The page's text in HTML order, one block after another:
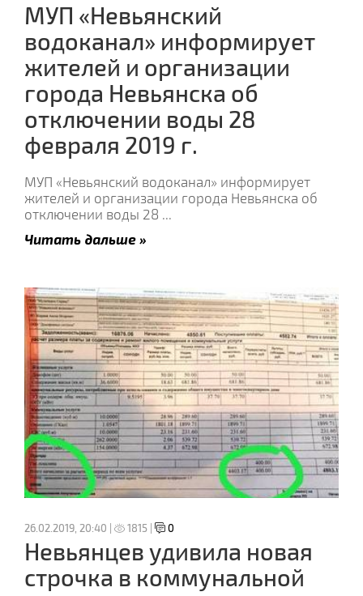
МУП «Невьянский
водоканал» информирует
жителей и организации
города Невьянска об
отключении воды 28
февраля 2019 г.
МУП «Невьянский водоканал» информирует
жителей и организации города Невьянска об
отключении воды 28 ...
Читать дальше »
26.02.2019, 20:40 | 1815 | 0
Невьянцев удивила новая
строчка в коммунальной